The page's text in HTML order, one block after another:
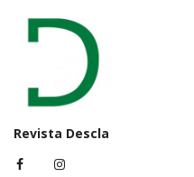
Revista Descla